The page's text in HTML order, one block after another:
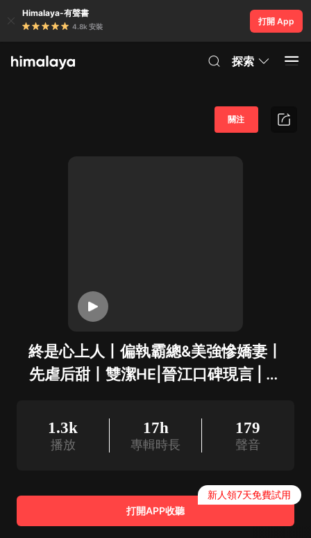
Himalaya-有聲書
4.8k 安裝
打開 App
探索
終是心上人丨偏執霸總&美強慘嬌妻丨
先虐后甜丨雙潔HE|晉江口碑現言 | 多
關注
1.3k
播放
17h
專輯時長
179
聲音
打開APP收聽
新人領7天免費試用